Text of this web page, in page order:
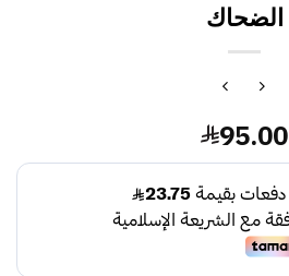
الضحاك
95.00